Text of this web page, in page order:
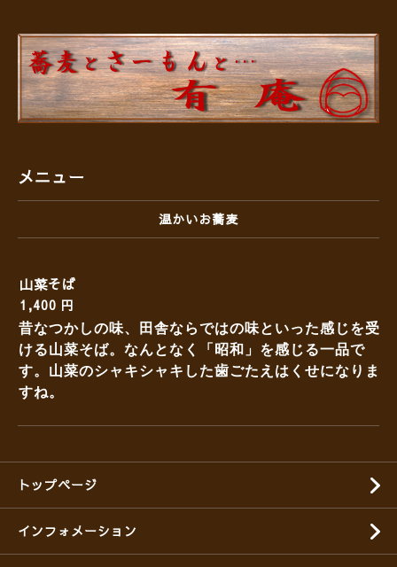
メニュー
温かいお蕎麦
山菜そば
1,400 円
昔なつかしの味、田舎ならではの味といった感じを受
ける山菜そば。なんとなく「昭和」を感じる一品で
す。山菜のシャキシャキした歯ごたえはくせになりま
すね。
トップページ
インフォメーション